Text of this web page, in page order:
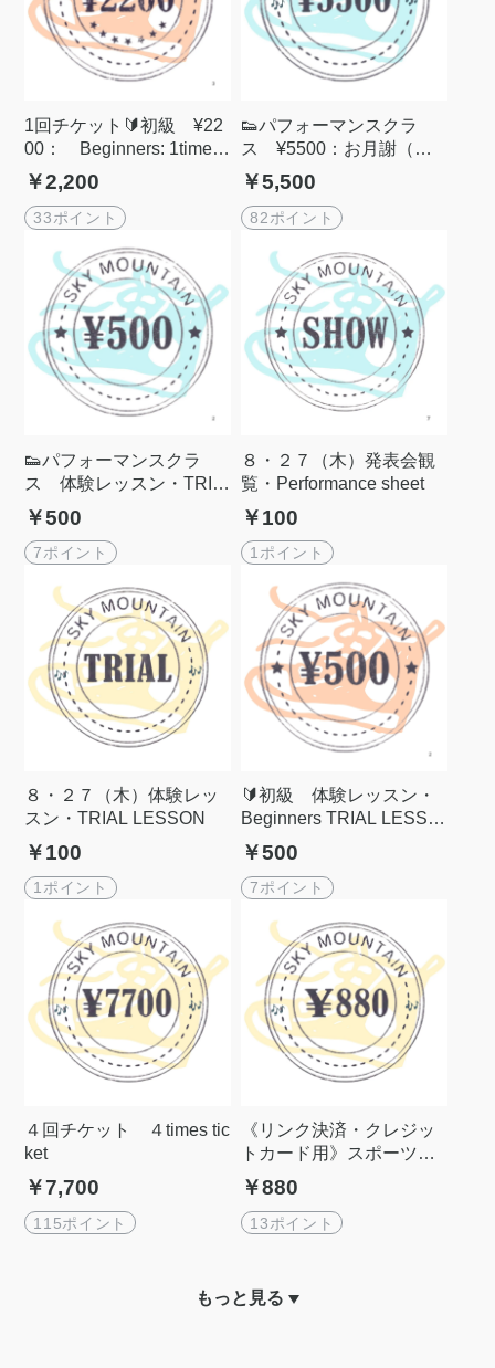
1回チケット🔰初級 ¥22
00： Beginners: 1time ti
cket
￥2,200
33ポイント
👟パフォーマンスクラ
ス ¥5500：お月謝（サ
ブスクリプション）・Mo
nthly Fee
￥5,500
82ポイント
👟パフォーマンスクラ
ス 体験レッスン・TRIA
L LESSON
￥500
7ポイント
８・２７（木）発表会観
覧・Performance sheet
￥100
1ポイント
８・２７（木）体験レッ
スン・TRIAL LESSON
￥100
1ポイント
🔰初級 体験レッスン・
Beginners TRIAL LESSO
N
￥500
7ポイント
４回チケット ４times tic
ket
￥7,700
115ポイント
《リンク決済・クレジッ
トカード用》スポーツ保
険 《LINK payment/ Cre
dit card》 Sports Insuranc
e
￥880
13ポイント
もっと見る